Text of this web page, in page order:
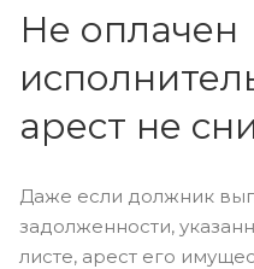
Не оплачен
арест не
Даже если должник
задолженности,
листе, арест его